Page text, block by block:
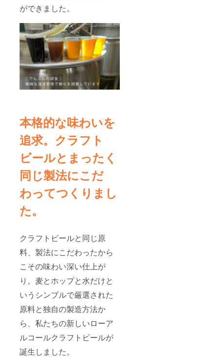
ができました。
本格的な味わいを
追求。クラフト
ビールとまったく
同じ製法にこだ
わってつくりまし
た。
クラフトビールと同じ原
料、製法にこだわったから
こその味わい深い仕上が
り。麦とホップと水だけと
いうシンプルで厳選された
原料と独自の製造方法か
ら、私たちの新しいローア
ルコールクラフトビールが
誕生しました。